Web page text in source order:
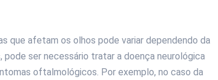
que afetam os olhos pode variar dependendo da
pode ser necessário tratar a doença neurológica
oftalmológicos. Por exemplo, no caso da